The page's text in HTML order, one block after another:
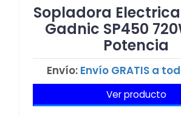
Sopladora
Gadnic SP450
Potencia
Envío: Envío GRATIS a
Ver producto